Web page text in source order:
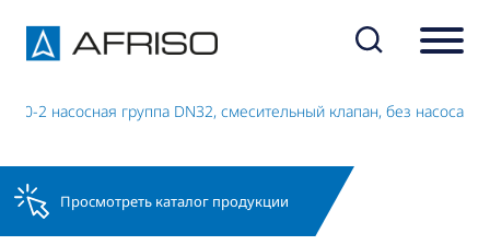
2 насосная группа DN32, смесительный клапан, без насоса
Просмотреть каталог продукции